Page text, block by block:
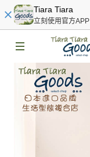
Tiara Tiara
立刻使用官方APP